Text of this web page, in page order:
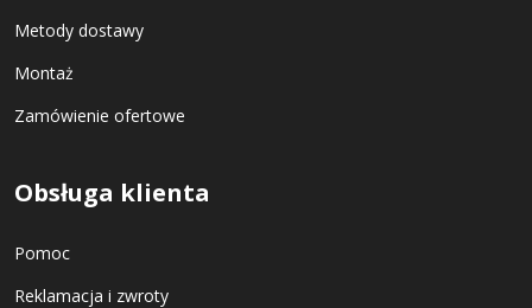
Metody dostawy
Montaż
Zamówienie ofertowe
Obsługa klienta
Pomoc
Reklamacja i zwroty